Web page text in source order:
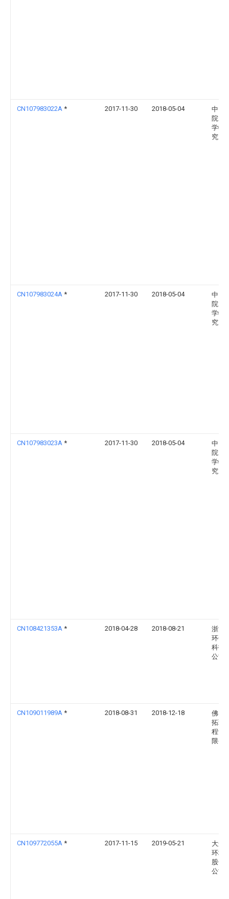
CN107983022A * 2017-11-30 2018-05-04
中国
院大
学物
究所
CN107983024A * 2017-11-30 2018-05-04
中国
院大
学物
究所
CN107983023A * 2017-11-30 2018-05-04
中国
院大
学物
究所
CN108421353A * 2018-04-28 2018-08-21
浙江
环保
科技
公司
CN109011989A * 2018-08-31 2018-12-18
佛山
拓环
程设
限公
CN109772055A * 2017-11-15 2019-05-21
大连
环境
股份
公司